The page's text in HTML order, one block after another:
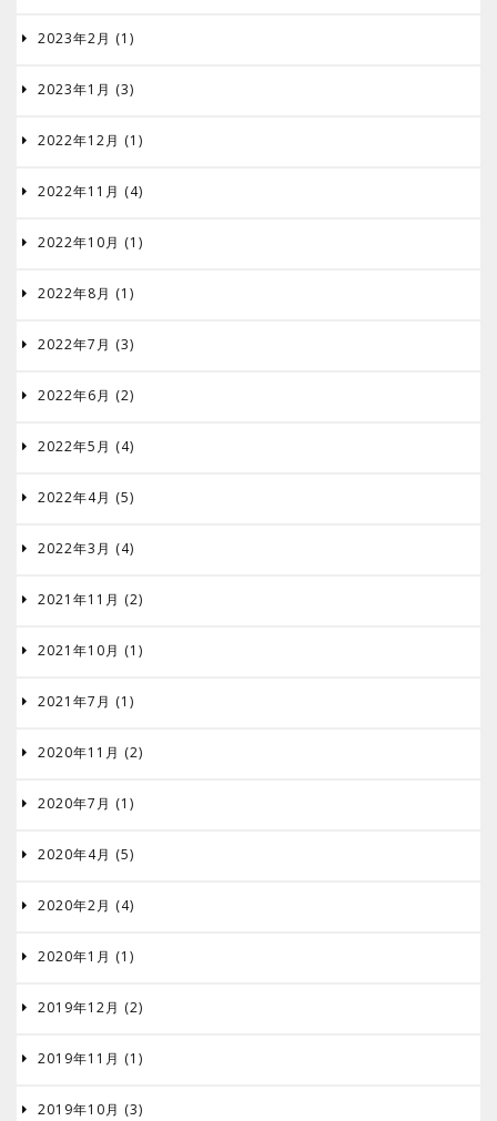
 2023年2月 (1)
 2023年1月 (3)
 2022年12月 (1)
 2022年11月 (4)
 2022年10月 (1)
 2022年8月 (1)
 2022年7月 (3)
 2022年6月 (2)
 2022年5月 (4)
 2022年4月 (5)
 2022年3月 (4)
 2021年11月 (2)
 2021年10月 (1)
 2021年7月 (1)
 2020年11月 (2)
 2020年7月 (1)
 2020年4月 (5)
 2020年2月 (4)
 2020年1月 (1)
 2019年12月 (2)
 2019年11月 (1)
 2019年10月 (3)